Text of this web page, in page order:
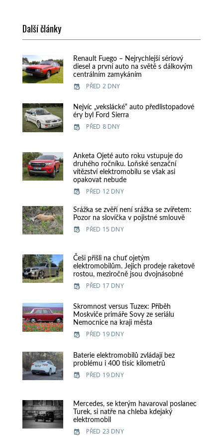
Další články
Renault Fuego – Nejrychlejší sériový
diesel a první auto na světě s dálkovým
centrálním zamykáním
PŘED 2 DNY
Nejvíc „vekslácké“ auto předlistopadové
éry byl Ford Sierra
PŘED 8 DNY
Anketa Ojeté auto roku vstupuje do
druhého ročníku. Loňské senzační
vítězství elektromobilu se však asi
opakovat nebude
PŘED 12 DNY
Srážka se zvěří není srážka se zvířetem:
Pozor na slovíčka v pojistné smlouvě
PŘED 15 DNY
Češi přišli na chuť ojetým
elektromobilům. Jejich prodeje raketově
rostou, meziročně jsou dvojnásobné
PŘED 17 DNY
Skromnost versus Tuzex: Příběh
Moskviče primáře Sovy ze seriálu
Nemocnice na kraji města
PŘED 19 DNY
Baterie elektromobilů zvládají bez
problému i 400 tisíc kilometrů
PŘED 19 DNY
Mercedes, se kterým havaroval poslanec
Turek, si natře na chleba kdejaký
elektromobil
PŘED 23 DNY